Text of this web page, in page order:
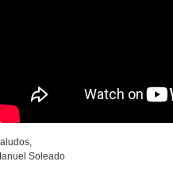
Soleado